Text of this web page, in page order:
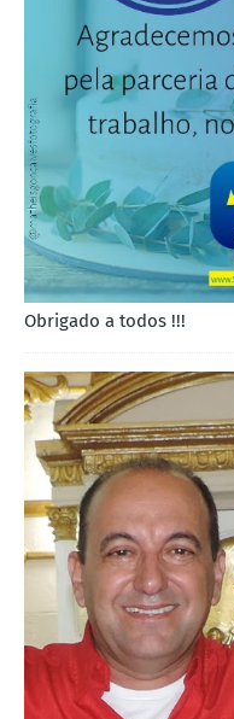
Obrigado a todos !!!